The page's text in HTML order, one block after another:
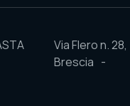
Via Flero n. 28,
Brescia